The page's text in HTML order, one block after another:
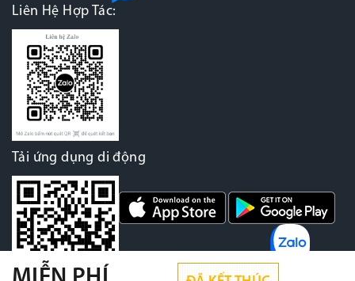
Liên Hệ Hợp Tác:
Tải ứng dụng di động